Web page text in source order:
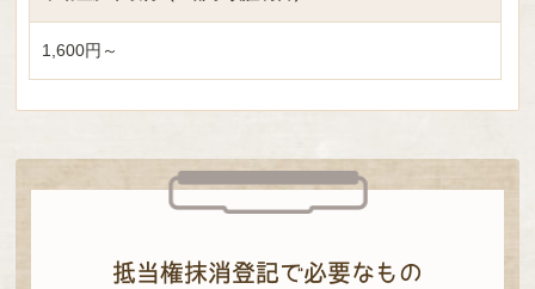
1,600円～
抵当権抹消登記で必要なもの